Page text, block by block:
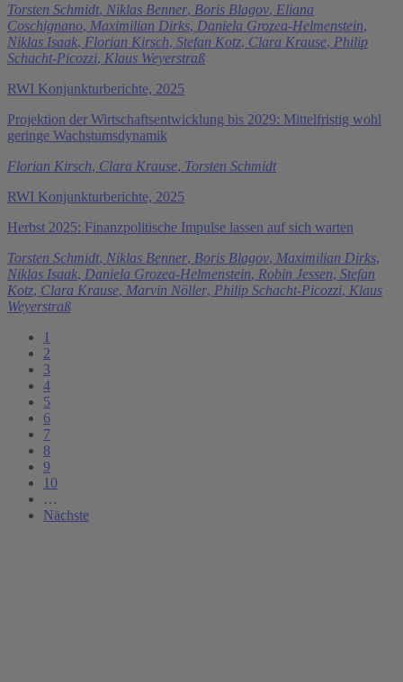
Torsten Schmidt, Niklas Benner, Boris Blagov, Eliana
Coschignano, Maximilian Dirks, Daniela Grozea-Helmenstein,
Niklas Isaak, Florian Kirsch, Stefan Kotz, Clara Krause, Philip
Schacht-Picozzi, Klaus Weyerstraß
RWI Konjunkturberichte, 2025
Projektion der Wirtschaftsentwicklung bis 2029: Mittelfristig wohl
geringe Wachstumsdynamik
Florian Kirsch, Clara Krause, Torsten Schmidt
RWI Konjunkturberichte, 2025
Herbst 2025: Finanzpolitische Impulse lassen auf sich warten
Torsten Schmidt, Niklas Benner, Boris Blagov, Maximilian Dirks,
Niklas Isaak, Daniela Grozea-Helmenstein, Robin Jessen, Stefan
Kotz, Clara Krause, Marvin Nöller, Philip Schacht-Picozzi, Klaus
Weyerstraß
1
2
3
4
5
6
7
8
9
10
…
Nächste